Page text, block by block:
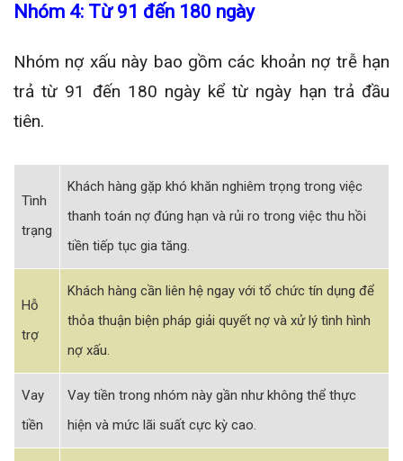
Nhóm 4: Từ 91 đến 180 ngày
Nhóm nợ xấu này bao gồm các khoản nợ trễ hạn
trả từ 91 đến 180 ngày kể từ ngày hạn trả đầu
tiên.
Tình
trạng
Khách hàng gặp khó khăn nghiêm trọng trong việc
thanh toán nợ đúng hạn và rủi ro trong việc thu hồi
tiền tiếp tục gia tăng.
Hỗ
trợ
Khách hàng cần liên hệ ngay với tổ chức tín dụng để
thỏa thuận biện pháp giải quyết nợ và xử lý tình hình
nợ xấu.
Vay
tiền
Vay tiền trong nhóm này gần như không thể thực
hiện và mức lãi suất cực kỳ cao.